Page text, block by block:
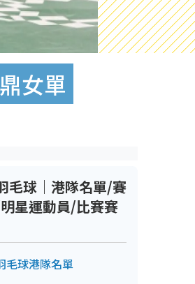
女單
毛球 ｜港隊名單/賽
星運動員/比賽賽
毛球港隊名單